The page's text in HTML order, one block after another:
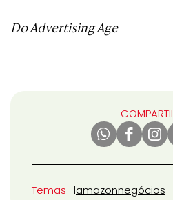
Do Advertising Age
Temas amazonnegócios